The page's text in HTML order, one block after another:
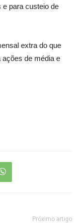
e para custeio de
extra do que
de média e
Próximo artigo